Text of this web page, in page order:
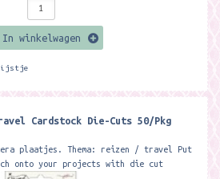
In winkelwagen
Cardstock Die-Cuts 50/Pkg
plaatjes. Thema: reizen / travel Put
onto your projects with die cut